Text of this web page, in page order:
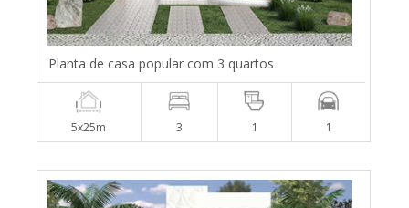
Planta de casa popular com 3 quartos
5x25m 3 1 1